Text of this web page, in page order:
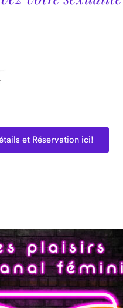
et Réservation ici!